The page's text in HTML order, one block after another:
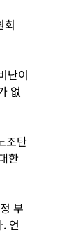
회
난이
없
조탄
한
부
언